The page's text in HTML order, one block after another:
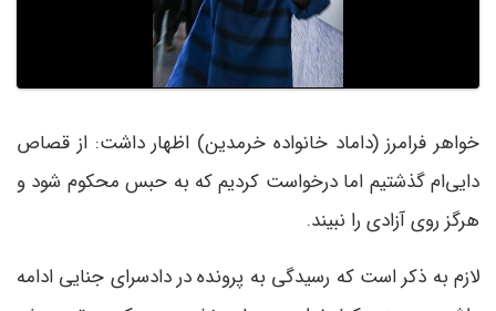
خواهر فرامرز (داماد خانواده خرمدین) اظهار داشت: از قصاص
دایی‌ام گذشتیم اما درخواست کردیم که به حبس محکوم شود و
هرگز روی آزادی را نبیند.
لازم به ذکر است که رسیدگی به پرونده در دادسرای جنایی ادامه